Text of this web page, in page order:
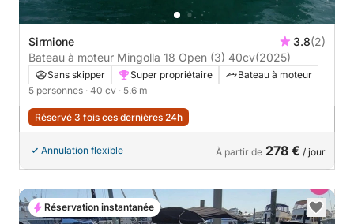
Sirmione 3.8(2)
Bateau à moteur Mingolla 18 Open (3) 40cv(2025)
Sans skipper Super propriétaire
Bateau à moteur
5 personnes · 40 cv · 5.6 m
Réservé 3 fois ces dernières 24h
Annulation flexible À partir de 278 € / jour
Réservation instantanée